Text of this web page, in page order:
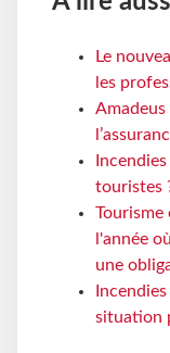
Le
les
Amadeus
touristes
l'année
une
situation